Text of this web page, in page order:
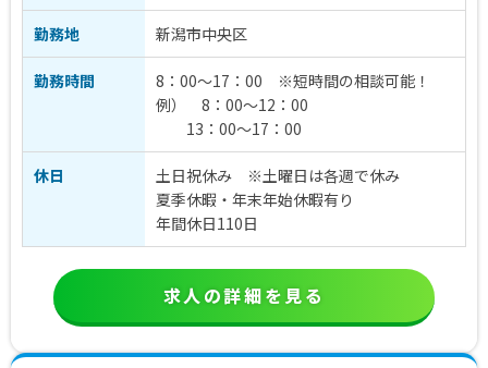
勤務地 新潟市中央区
勤務時間
8：00～17：00 ※短時間の相談可能！
例） 8：00～12：00
13：00～17：00
休日
土日祝休み ※土曜日は各週で休み
夏季休暇・年末年始休暇有り
年間休日110日
求人の詳細を見る